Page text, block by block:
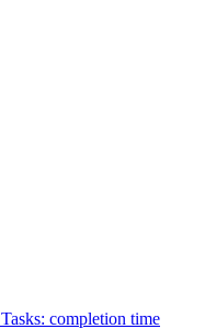
Tasks: completion time